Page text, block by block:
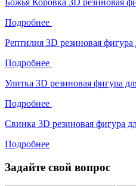
Божья Коровка 3D резиновая
Подробнее
Рептилия 3D резиновая
Подробнее
Улитка 3D резиновая фигура
Подробнее
Свинка 3D резиновая фигура
Подробнее
Задайте свой вопрос